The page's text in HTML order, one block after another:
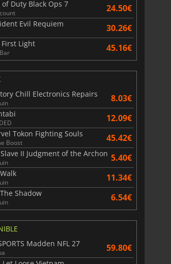
of Duty Black Ops 7 24.50€
Evil Requiem 30.26€
First Light 45.16€
Chill Electronics Repairs
8.03€
12.09€
Tokon Fighting Souls
Boost 45.42€
II Judgment of the Archon 5.40€
11.34€
Shadow 6.54€
Madden NFL 27
59.80€